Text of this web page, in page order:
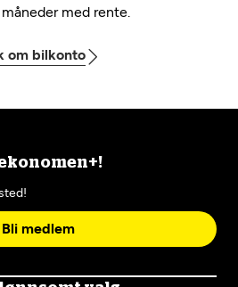
med rente.
om bilkonto
Bli medlem